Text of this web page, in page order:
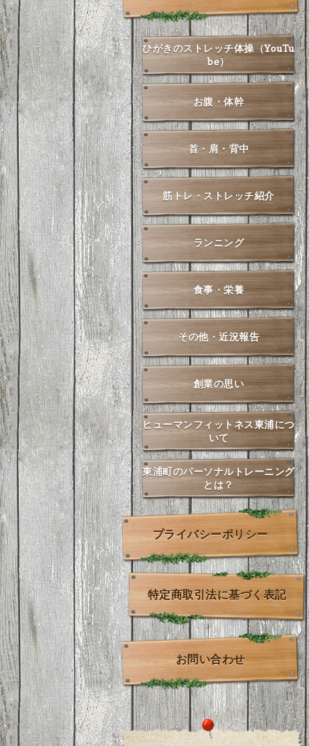
ひがきのストレッチ体操（YouTu
be）
お腹・体幹
首・肩・背中
筋トレ・ストレッチ紹介
ランニング
食事・栄養
その他・近況報告
創業の思い
ヒューマンフィットネス東浦につ
いて
東浦町のパーソナルトレーニング
とは？
プライバシーポリシー
特定商取引法に基づく表記
お問い合わせ